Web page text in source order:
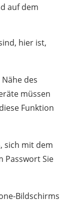
auf dem
hier ist,
des
müssen
Funktion
sich mit dem
Passwort Sie
Bildschirms